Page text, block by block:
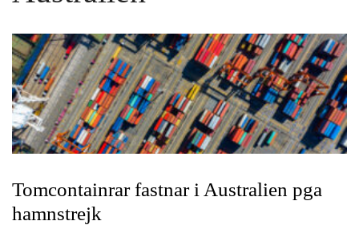
Tomcontainrar fastnar i Australien pga
hamnstrejk